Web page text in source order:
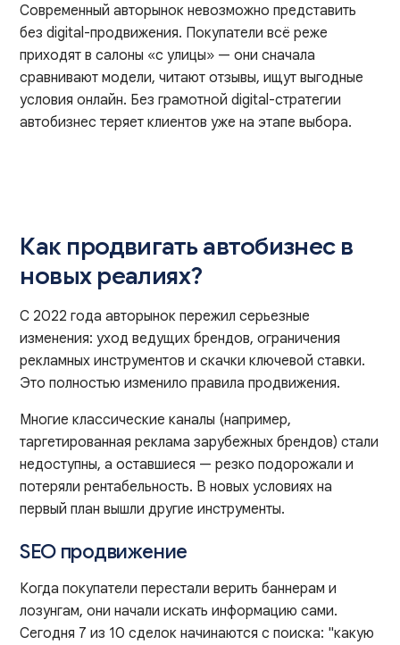
Современный авторынок невозможно представить
без digital-продвижения. Покупатели всё реже
приходят в салоны «с улицы» — они сначала
сравнивают модели, читают отзывы, ищут выгодные
условия онлайн. Без грамотной digital-стратегии
автобизнес теряет клиентов уже на этапе выбора.
Как продвигать автобизнес в
новых реалиях?
С 2022 года авторынок пережил серьезные
изменения: уход ведущих брендов, ограничения
рекламных инструментов и скачки ключевой ставки.
Это полностью изменило правила продвижения.
Многие классические каналы (например,
таргетированная реклама зарубежных брендов) стали
недоступны, а оставшиеся — резко подорожали и
потеряли рентабельность. В новых условиях на
первый план вышли другие инструменты.
SEO продвижение
Когда покупатели перестали верить баннерам и
лозунгам, они начали искать информацию сами.
Сегодня 7 из 10 сделок начинаются с поиска: "какую